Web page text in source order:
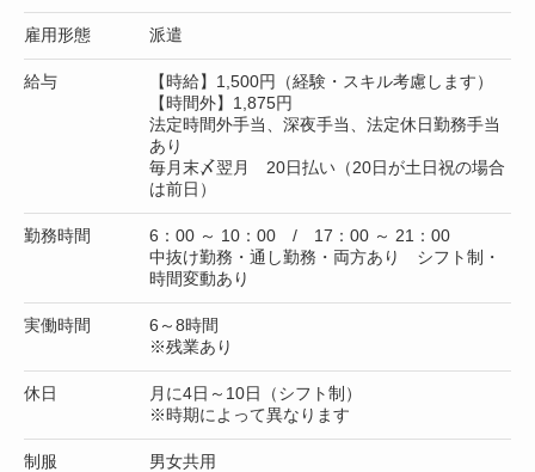
雇用形態 派遣
給与
【時給】1,500円（経験・スキル考慮します）
【時間外】1,875円
法定時間外手当、深夜手当、法定休日勤務手当
あり
毎月末〆翌月 20日払い（20日が土日祝の場合
は前日）
勤務時間
6：00 ～ 10：00 / 17：00 ～ 21：00
中抜け勤務・通し勤務・両方あり シフト制・
時間変動あり
実働時間
6～8時間
※残業あり
休日
月に4日～10日（シフト制）
※時期によって異なります
制服
男女共用